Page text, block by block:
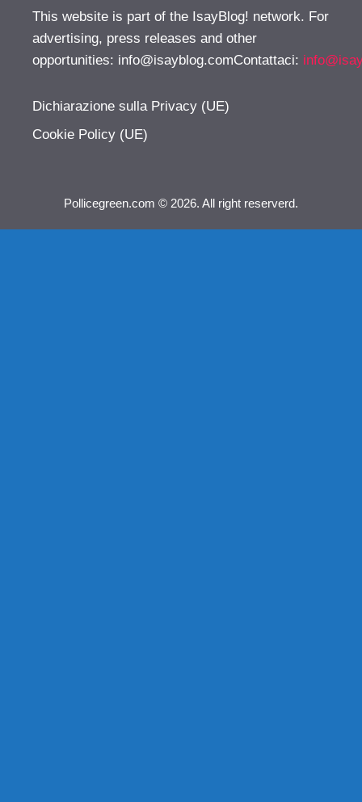
This website is part of the IsayBlog! network. For
advertising, press releases and other
opportunities: info@isayblog.comContattaci:
Dichiarazione sulla Privacy (UE)
Cookie Policy (UE)
Pollicegreen.com © 2026. All right reserverd.